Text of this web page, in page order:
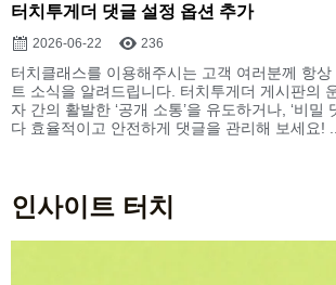
터치투게더 댓글 설정 옵션 추가
2026-06-22 236
터치클래스를 이용해주시는 고객 여러분께 항
트 소식을 알려드립니다. 터치투게더 게시판의
자 간의 활발한 ‘공개 소통’을 유도하거나, ‘비밀
다 효율적이고 안전하게 댓글을 관리해 보세요! ...
인사이트 터치